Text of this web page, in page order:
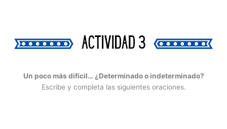
Un poco más difícil… ¿Determinado o indeterminado?
Escribe y completa las siguientes oraciones.